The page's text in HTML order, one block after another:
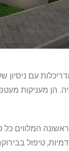
עם ניסיון
הן מעניקות
המלווים כל
טיפול